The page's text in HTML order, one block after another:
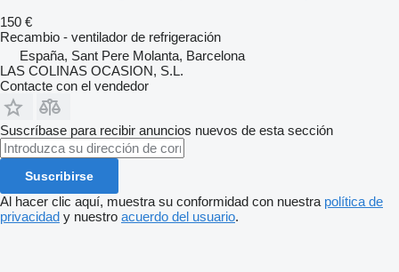
150 €
Recambio - ventilador de refrigeración
España, Sant Pere Molanta, Barcelona
LAS COLINAS OCASION, S.L.
Contacte con el vendedor
Suscríbase para recibir anuncios nuevos de esta sección
Suscribirse
Al hacer clic aquí, muestra su conformidad con nuestra política de
privacidad y nuestro acuerdo del usuario.